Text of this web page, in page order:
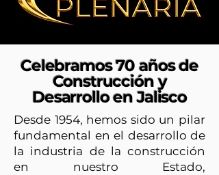
Celebramos 70 años de
Construcción y
Desarrollo en Jalisco
Desde 1954, hemos sido un pilar
fundamental en el desarrollo de
la industria de la construcción
en nuestro Estado,